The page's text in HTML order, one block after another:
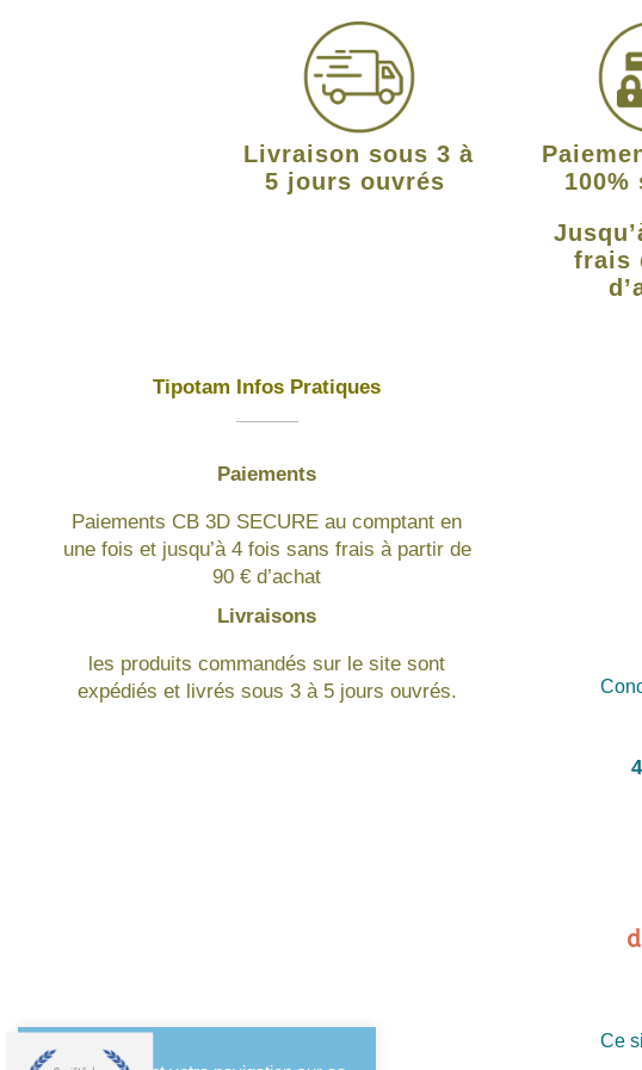
Livraison sous 3 à
5 jours ouvrés
100%
frais
Tipotam Infos Pratiques
Paiements
Paiements CB 3D SECURE au comptant en
une fois et jusqu’à 4 fois sans frais à partir de
90 € d’achat
Livraisons
les produits commandés sur le site sont
expédiés et livrés sous 3 à 5 jours ouvrés.
Ce